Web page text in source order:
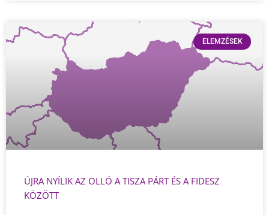
ELEMZÉSEK
ÚJRA NYÍLIK AZ OLLÓ A TISZA PÁRT ÉS A FIDESZ
KÖZÖTT